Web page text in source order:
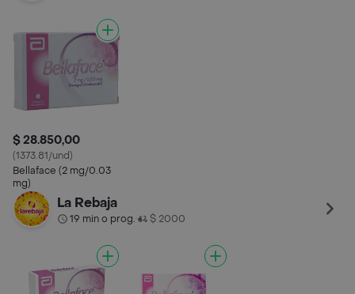
$ 28.850,00
(1373.81/und)
Bellaface (2 mg/0.03
mg)
La Rebaja
19 min o prog.• $ 2000